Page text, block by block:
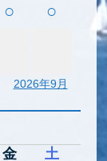
○ ○
2026年9月
金 土